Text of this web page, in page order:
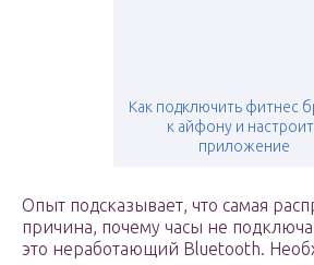
Как подключить фитнес
к айфону и
приложение
Опыт подсказывает, что самая
причина, почему часы не
это неработающий Bluetooth.